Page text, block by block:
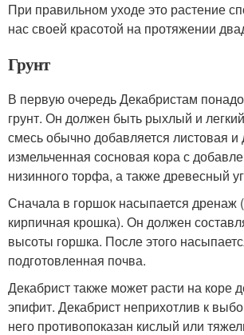
При правильном уходе это растение
нас своей красотой на протяжении
Грунт
В первую очередь Декабристам
грунт. Он должен быть рыхлый и
смесь обычно добавляется листовая
измельченная сосновая кора с
низинного торфа, а также древесный
Сначала в горшок насыпается дренаж
кирпичная крошка). Он должен
высоты горшка. После этого
подготовленная почва.
Декабрист также может расти на коре
эпифит. Декабрист неприхотлив к
него противопоказан кислый или